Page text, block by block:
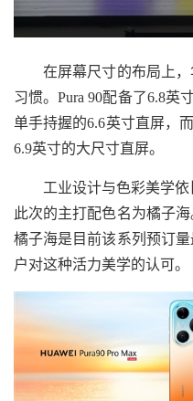
在屏幕尺寸的布局上，
习惯。Pura 90配备了6.8英
单手持握的6.6英寸直屏，
6.9英寸的大尺寸直屏。
工业设计与色彩美学依
此次的主打配色名为橘子
橘子海是目前该系列预订
户对这种活力美学的认可。